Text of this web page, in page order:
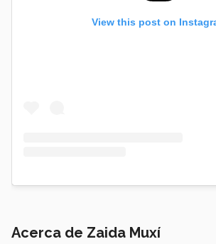
View this post on
Acerca de Zaida Muxí